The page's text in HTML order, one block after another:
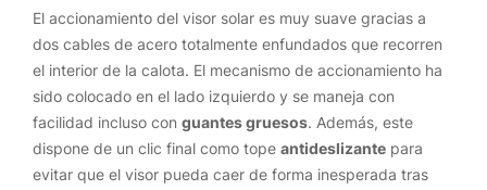
El accionamiento del visor solar es muy suave gracias a
dos cables de acero totalmente enfundados que recorren
el interior de la calota. El mecanismo de accionamiento ha
sido colocado en el lado izquierdo y se maneja con
facilidad incluso con guantes gruesos. Además, este
dispone de un clic final como tope antideslizante para
evitar que el visor pueda caer de forma inesperada tras